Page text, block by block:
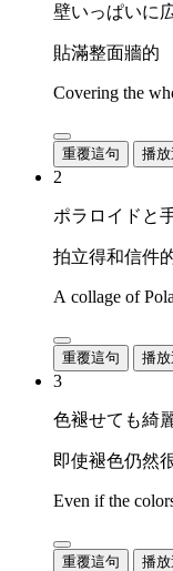
壁いっぱいに
貼滿整面牆的
Covering the
重覆這句 播
2
ポラロイドと
拍立得和信件
A collage of
重覆這句 播
3
色褪せても綺
即使褪色仍然
Even if the
重覆這句 播